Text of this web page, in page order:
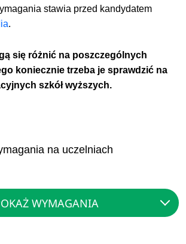
stawia przed kandydatem
.
się różnić na poszczególnych
koniecznie trzeba je sprawdzić na
szkół wyższych.
na uczelniach
WYMAGANIA